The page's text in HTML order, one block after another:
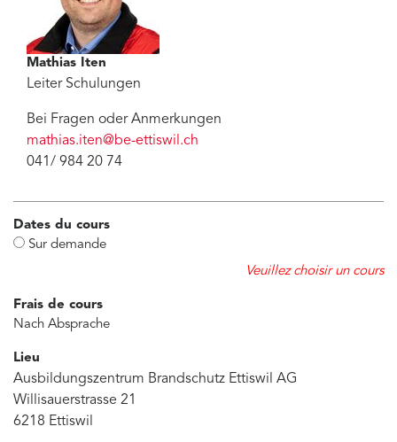
Mathias Iten
Leiter Schulungen
Bei Fragen oder Anmerkungen
mathias.iten@be-ettiswil.ch
041/ 984 20 74
Dates du cours
Sur demande
Veuillez choisir un cours
Frais de cours
Nach Absprache
Lieu
Ausbildungszentrum Brandschutz Ettiswil AG
Willisauerstrasse 21
6218 Ettiswil